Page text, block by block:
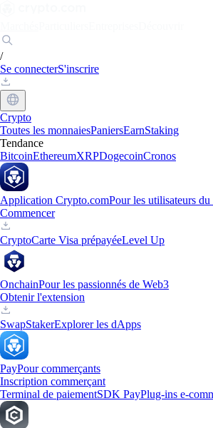
/
Se connecterS'inscrire
Crypto
Toutes les monnaiesPaniersEarnStaking
Tendance
BitcoinEthereumXRPDogecoinCronos
Application Crypto.comPour les utilisateurs
Commencer
CryptoCarte Visa prépayéeLevel Up
OnchainPour les passionnés de Web3
Obtenir l'extension
SwapStakerExplorer les dApps
PayPour commerçants
Inscription commerçant
Terminal de paiementSDK PayPlug-ins e-